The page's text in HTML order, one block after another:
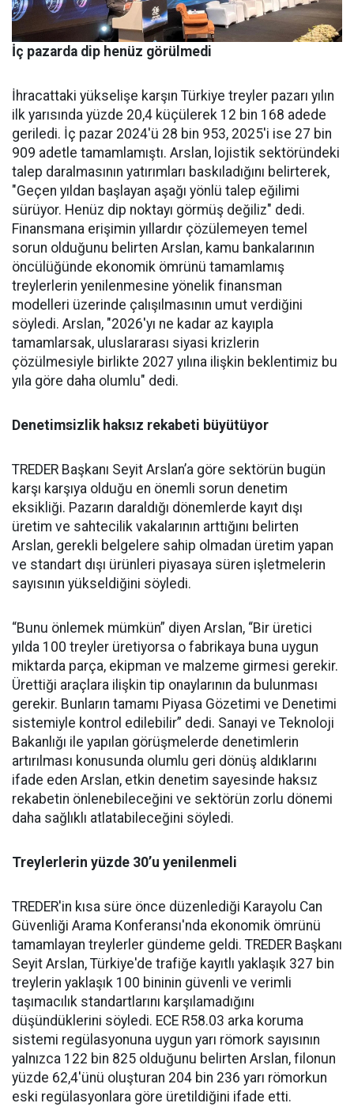
İç pazarda dip henüz görülmedi
İhracattaki yükselişe karşın Türkiye treyler pazarı yılın
ilk yarısında yüzde 20,4 küçülerek 12 bin 168 adede
geriledi. İç pa­zar 2024'ü 28 bin 953, 2025'i ise 27 bin
909 adetle tamamlamış­tı. Arslan, lojistik sektöründeki
talep daralmasının yatırımları baskıladığını belirterek,
"Geçen yıldan başlayan aşağı yönlü talep eğilimi
sürüyor. Henüz dip nok­tayı görmüş değiliz" dedi.
Finans­mana erişimin yıllardır çözüle­meyen temel
sorun olduğunu be­lirten Arslan, kamu bankalarının
öncülüğünde ekonomik ömrü­nü tamamlamış
treylerlerin ye­nilenmesine yönelik finansman
modelleri üzerinde çalışılması­nın umut verdiğini
söyledi. Ars­lan, "2026'yı ne kadar az kayıpla
tamamlarsak, uluslararası siya­si krizlerin
çözülmesiyle birlik­te 2027 yılına ilişkin beklentimiz bu
yıla göre daha olumlu" dedi.
Denetimsizlik haksız rekabeti büyütüyor
TREDER Başkanı Seyit Arslan’a göre sektörün bugün
karşı karşıya olduğu en önemli sorun denetim
eksikliği. Pazarın daraldığı dönemlerde kayıt dışı
üretim ve sahtecilik vakalarının arttığını belirten
Arslan, gerekli belgelere sahip olmadan üretim yapan
ve standart dışı ürünleri piyasaya süren işletmelerin
sayısının yükseldiğini söyledi.
“Bunu önlemek mümkün” diyen Arslan, “Bir üretici
yılda 100 treyler üretiyorsa o fabrikaya buna uygun
miktarda parça, ekipman ve malzeme girmesi gerekir.
Ürettiği araçlara ilişkin tip onaylarının da bulunması
gerekir. Bunların tamamı Piyasa Gözetimi ve Denetimi
sistemiyle kontrol edilebilir” dedi. Sanayi ve Teknoloji
Bakanlığı ile yapılan görüşmelerde denetimlerin
artırılması konusunda olumlu geri dönüş aldıklarını
ifade eden Arslan, etkin denetim sayesinde haksız
rekabetin önlenebileceğini ve sektörün zorlu dönemi
daha sağlıklı atlatabileceğini söyledi.
Treylerlerin yüzde 30’u yenilenmeli
TREDER'in kısa süre önce düzenlediği Karayolu Can
Güvenliği Arama Konferansı'nda ekonomik ömrünü
tamamlayan treylerler gündeme geldi. TREDER Başkanı
Seyit Arslan, Türkiye'de trafiğe kayıtlı yaklaşık 327 bin
treylerin yaklaşık 100 bininin güvenli ve verimli
taşımacılık standartlarını karşılamadığını
düşündüklerini söyledi. ECE R58.03 arka koruma
sistemi regülasyonuna uygun yarı römork sayısının
yalnızca 122 bin 825 olduğunu belirten Arslan, filonun
yüzde 62,4'ünü oluşturan 204 bin 236 yarı römorkun
eski regülasyonlara göre üretildiğini ifade etti.